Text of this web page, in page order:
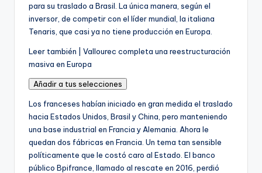
para su traslado a Brasil. La única manera, según el
inversor, de competir con el líder mundial, la italiana
Tenaris, que casi ya no tiene producción en Europa.
Leer también |
A
r
t
í
c
u
l
o
r
e
Vallourec completa una reestructuración
masiva en Europa
Añadir a tus selecciones
Los franceses habían iniciado en gran medida el traslado
hacia Estados Unidos, Brasil y China, pero manteniendo
una base industrial en Francia y Alemania. Ahora le
quedan dos fábricas en Francia. Un tema tan sensible
políticamente que le costó caro al Estado. El banco
público Bpifrance, llamado al rescate en 2016, perdió